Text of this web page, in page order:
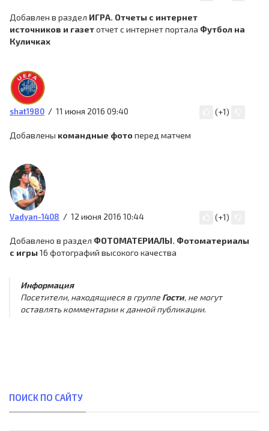
Добавлен в раздел ИГРА. Отчеты с интернет
источников и газетотчет с интернет портала Футбол на
Куличках
shat1980 11 июня 2016 09:40 (+1)
Добавлены командные фотоперед матчем
Vadyan-1408 12 июня 2016 10:44 (+1)
Добавлено в раздел ФОТОМАТЕРИАЛЫ. Фотоматериалы
с игры16 фотографий высокого качества
Информация
Посетители, находящиеся в группе Гости, не могут
оставлять комментарии к данной публикации.
ПОИСК ПО САЙТУ